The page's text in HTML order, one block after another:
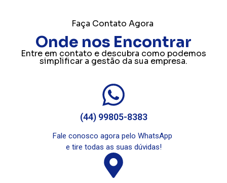
Faça Contato Agora
Onde nos Encontrar
Entre em contato e descubra como podemos
simplificar a gestão da sua empresa.
(44) 99805-8383
Fale conosco agora pelo WhatsApp
e tire todas as suas dúvidas!